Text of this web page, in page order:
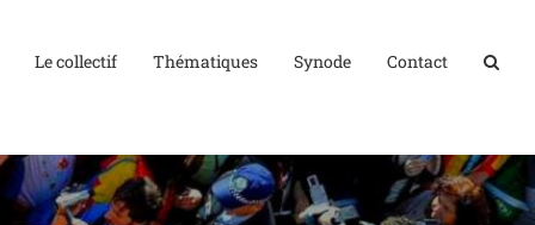
Le collectif Thématiques Synode Contact